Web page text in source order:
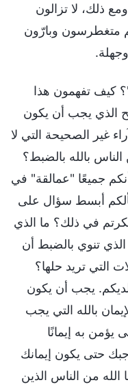
ذلك، لا تزالون
متغطرسون وبارّون
كيف تفهمون هذا
الذي يجب أن يكون
غير الصحيحة التي لا
بالله بالضبط؟
جميعًا "عمالقة" في
أبسط سؤال على
في ذلك؟ ما الذي
الذي تنوي بالضبط أن
التي تريد حلها؟
يجب أن يكون
بالله التي يجب
به إيمانًا
حتى يكون إيمانك
الله من الناس الذين